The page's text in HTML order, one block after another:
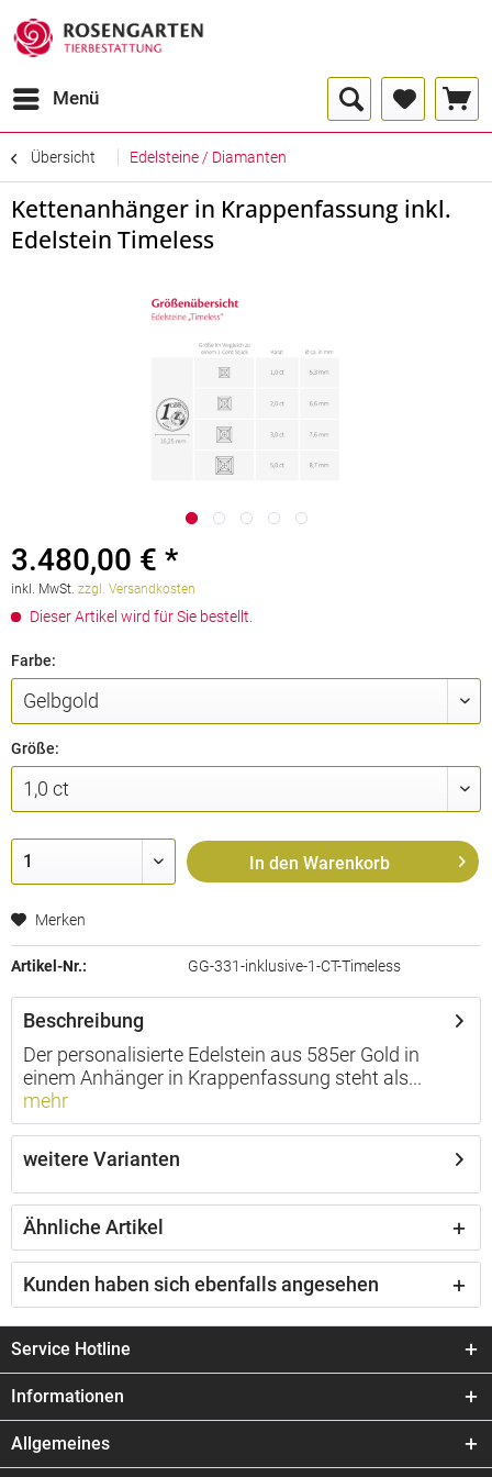
Menü
Übersicht Edelsteine / Diamanten
Kettenanhänger in Krappenfassung inkl.
Edelstein Timeless
3.480,00 € *
inkl. MwSt. zzgl. Versandkosten
Dieser Artikel wird für Sie bestellt.
Farbe:
Größe:
In den Warenkorb
Merken
Artikel-Nr.: GG-331-inklusive-1-CT-Timeless
Beschreibung
Der personalisierte Edelstein aus 585er Gold in
einem Anhänger in Krappenfassung steht als...
mehr
weitere Varianten
Ähnliche Artikel
Kunden haben sich ebenfalls angesehen
Service Hotline
Informationen
Allgemeines